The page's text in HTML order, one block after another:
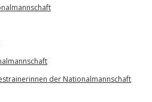
der Nationalmannschaft